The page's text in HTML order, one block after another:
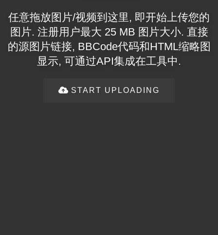
任意拖放图片/视频到这里, 即开始上传您的
图片. 注册用户最大 25 MB 图片大小. 直接
的源图片链接, BBCode代码和HTML缩略图
显示, 可通过API集成在工具中.
START UPLOADING